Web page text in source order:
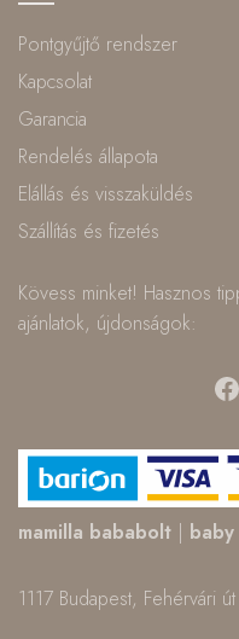
Pontgyűjtő rendszer
Kapcsolat
Garancia
Rendelés állapota
Elállás és visszaküldés
Szállítás és fizetés
Kövess minket! Hasznos
ajánlatok, újdonságok:
mamilla bababolt |
1117 Budapest, Fehérvári